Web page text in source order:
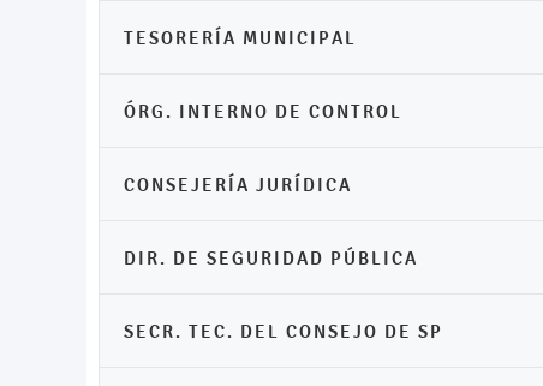
TESORERÍA MUNICIPAL
ÓRG. INTERNO DE CONTROL
CONSEJERÍA JURÍDICA
DIR. DE SEGURIDAD PÚBLICA
SECR. TEC. DEL CONSEJO DE SP